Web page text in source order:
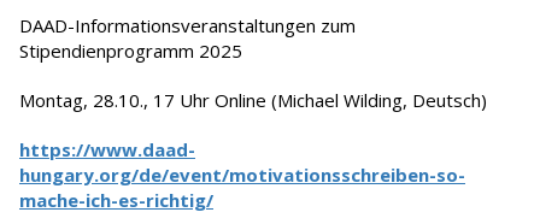
DAAD-Informationsveranstaltungen zum
Stipendienprogramm 2025
Montag, 28.10., 17 Uhr Online (Michael Wilding, Deutsch)
https://www.daad-
hungary.org/de/event/motivationsschreiben-so-
mache-ich-es-richtig/